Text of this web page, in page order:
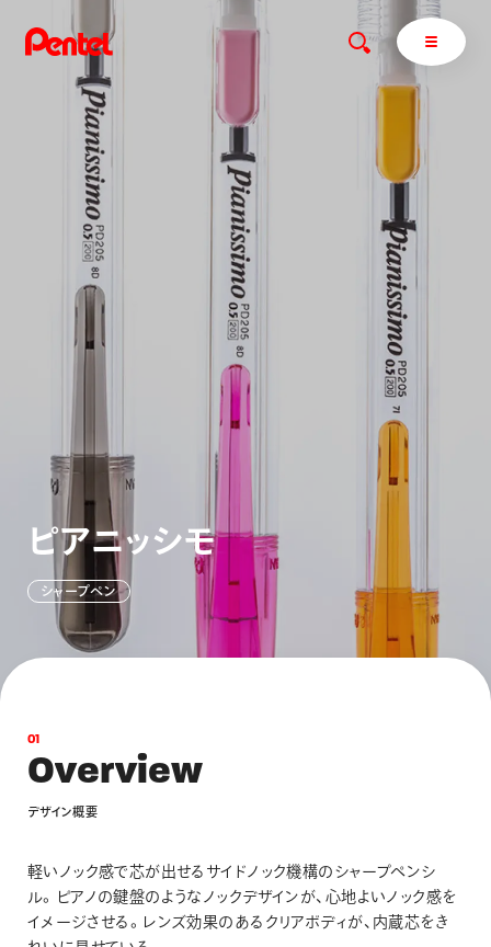
サインペン
商品を探す
商品を探すトップ
ボールペン
シャープペン
ブラッシュ（筆）
その他
ぺんてるについて
ぺんてるについてトップ
メッセージ
採用情報
運営会社
ピアニッシモ
シャ ープペン
01
Overview
デザイン概要
軽いノック感で芯が出せるサイドノック機構のシャープペンシ
ル。ピアノの鍵盤のようなノックデザインが、心地よいノック感を
イメージさせる。レンズ効果のあるクリアボディが、内蔵芯をき